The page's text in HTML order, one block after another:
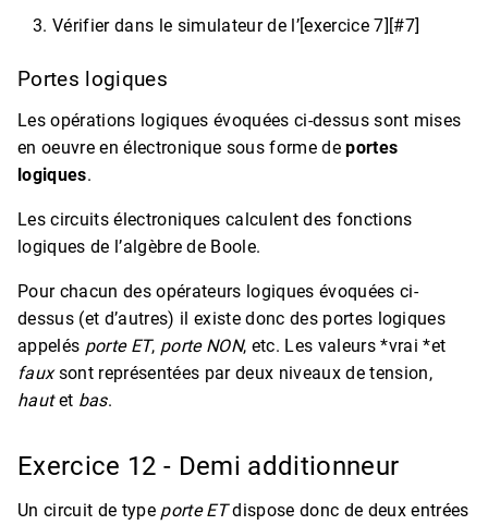
Vérifier dans le simulateur de l’[exercice 7][#7]
Portes logiques
Les opérations logiques évoquées ci-dessus sont mises
en oeuvre en électronique sous forme deportes
logiques.
Les circuits électroniques calculent des fonctions
logiques de l’algèbre de Boole.
Pour chacun des opérateurs logiques évoquées ci-
dessus (et d’autres) il existe donc des portes logiques
appelés porte ET, porte NON, etc. Les valeurs *vrai *et
fauxsont représentées par deux niveaux de tension,
hautet bas.
Exercice 12 - Demi additionneur
Un circuit de type porte ETdispose donc de deux entrées